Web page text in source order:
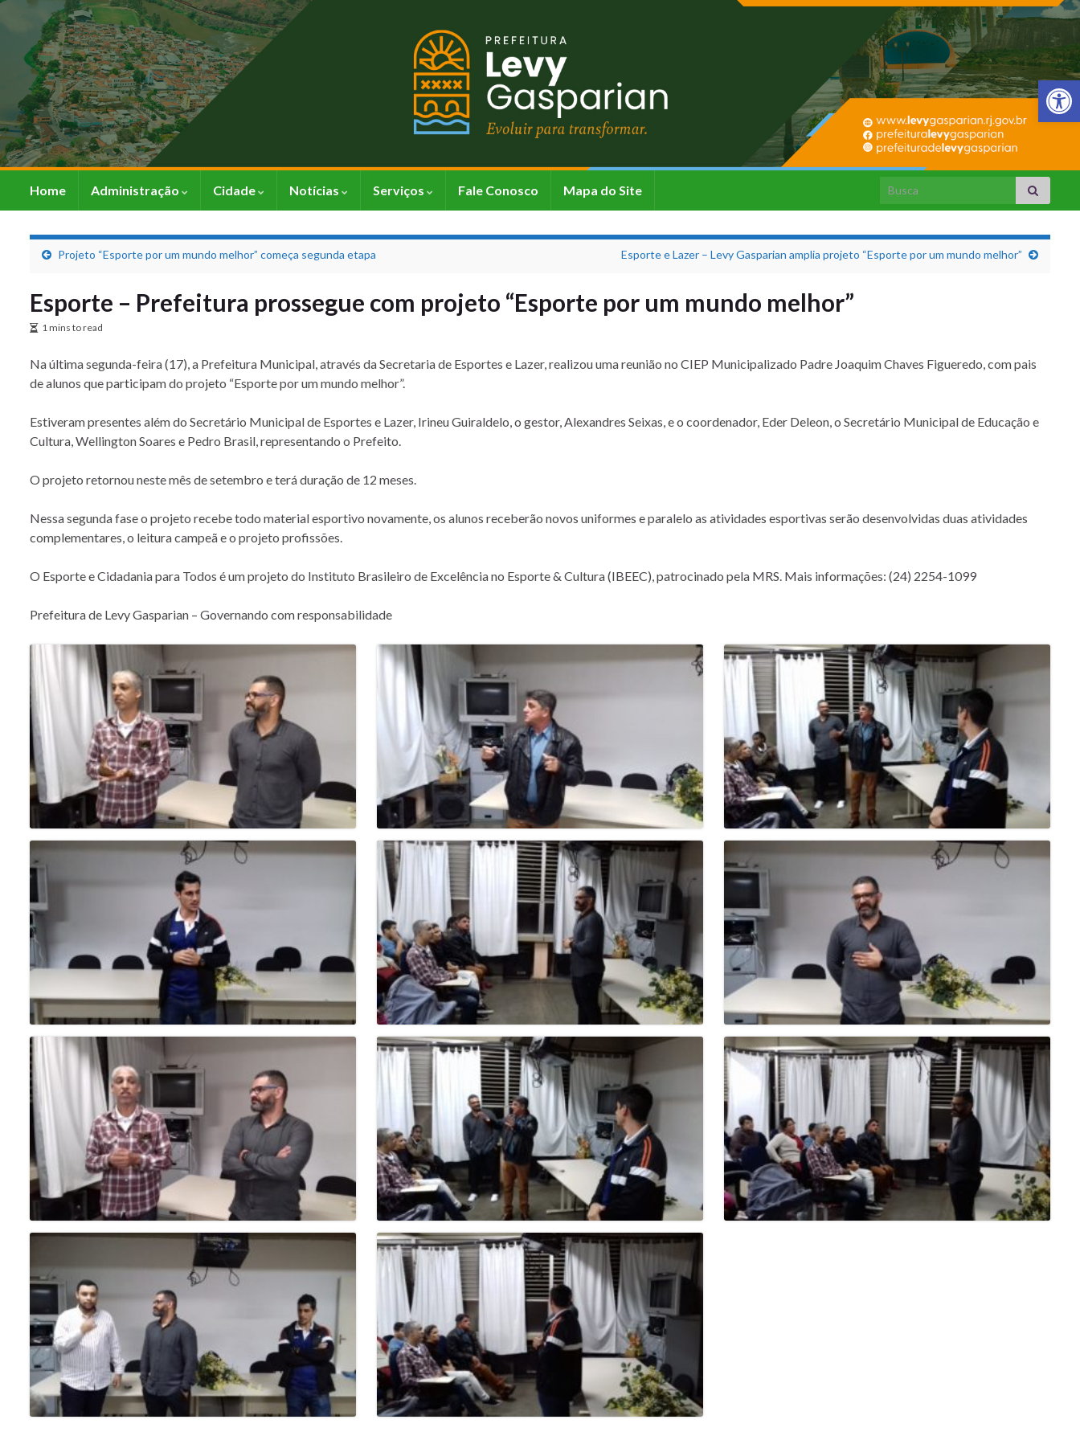
Barra de
Home Administração Cidade Notícias Serviços Fale Conosco Mapa do Site Search for:
Projeto “Esporte por um mundo melhor” começa segunda etapa Esporte e Lazer – Levy Gasparian amplia projeto “Esporte por um mundo melhor”
Esporte – Prefeitura prossegue com projeto “Esporte por um mundo melhor”
1 mins to read
Na última segunda-feira (17), a Prefeitura Municipal, através da Secretaria de Esportes e Lazer, realizou uma reunião no CIEP Municipalizado Padre Joaquim Chaves Figueredo, com pais
de alunos que participam do projeto “Esporte por um mundo melhor”.
Estiveram presentes além do Secretário Municipal de Esportes e Lazer, Irineu Guiraldelo, o gestor, Alexandres Seixas, e o coordenador, Eder Deleon, o Secretário Municipal de Educação e
Cultura, Wellington Soares e Pedro Brasil, representando o Prefeito.
O projeto retornou neste mês de setembro e terá duração de 12 meses.
Nessa segunda fase o projeto recebe todo material esportivo novamente, os alunos receberão novos uniformes e paralelo as atividades esportivas serão desenvolvidas duas atividades
complementares, o leitura campeã e o projeto profissões.
O Esporte e Cidadania para Todos é um projeto do Instituto Brasileiro de Excelência no Esporte & Cultura (IBEEC), patrocinado pela MRS. Mais informações: (24) 2254-1099
Prefeitura de Levy Gasparian – Governando com responsabilidade